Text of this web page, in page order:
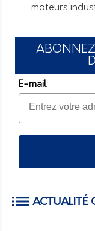
moteurs
E-mail
ACTUALITÉ